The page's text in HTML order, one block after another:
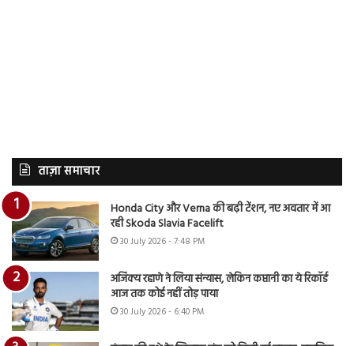
ताज़ा समाचार
Honda City और Verna की बढ़ी टेंशन, नए अवतार में आ
रही Skoda Slavia Facelift
30 July 2026 - 7:48 PM
अजिंक्य रहाणे ने लिया संन्यास, लेकिन कप्तानी का ये रिकॉर्ड
आज तक कोई नहीं तोड़ पाया
30 July 2026 - 6:40 PM